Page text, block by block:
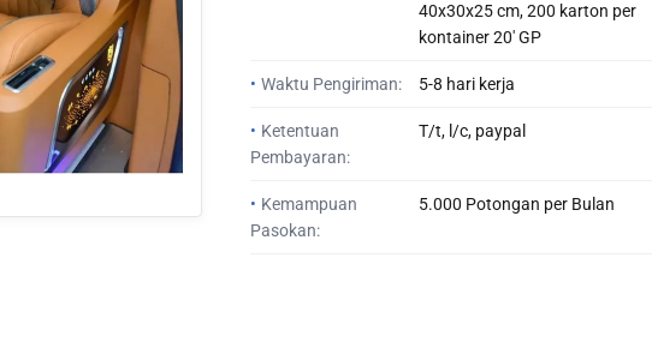
40x30x25 cm, 200 karton per
kontainer 20' GP
• Waktu Pengiriman: 5-8 hari kerja
• Ketentuan
Pembayaran:
T/t, l/c, paypal
• Kemampuan
Pasokan:
5.000 Potongan per Bulan